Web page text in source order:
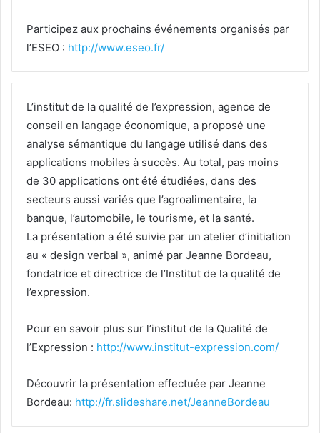
Participez aux prochains événements organisés par
l’ESEO : http://www.eseo.fr/
L’institut de la qualité de l’expression, agence de
conseil en langage économique, a proposé une
analyse sémantique du langage utilisé dans des
applications mobiles à succès. Au total, pas moins
de 30 applications ont été étudiées, dans des
secteurs aussi variés que l’agroalimentaire, la
banque, l’automobile, le tourisme, et la santé.
La présentation a été suivie par un atelier d’initiation
au « design verbal », animé par Jeanne Bordeau,
fondatrice et directrice de l’Institut de la qualité de
l’expression.
Pour en savoir plus sur l’institut de la Qualité de
l’Expression : http://www.institut-expression.com/
Découvrir la présentation effectuée par Jeanne
Bordeau: http://fr.slideshare.net/JeanneBordeau